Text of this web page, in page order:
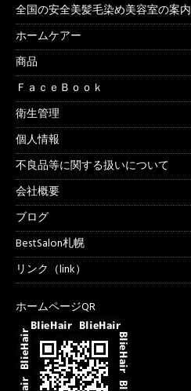
全国の安全美髪毛染め美容室の案内
ホームケアー
商品
ＦａｃｅＢｏｏｋ
衛生管理
個人情報
不良品等に関する扱いについて
会社概要
ブログ
BestSalon札幌
リンク（link）
ホームページQR